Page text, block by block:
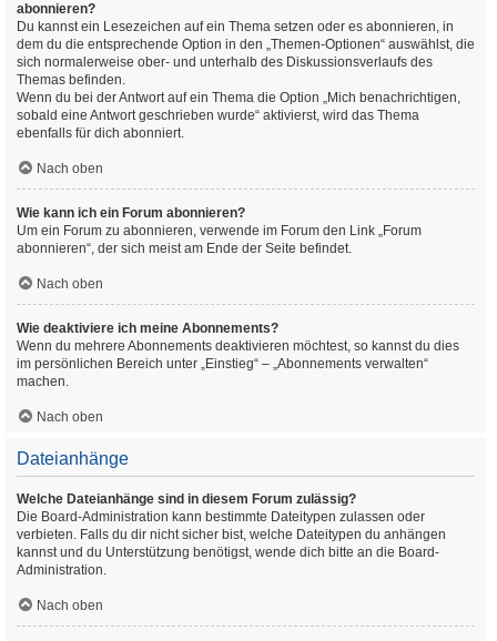
abonnieren?
Du kannst ein Lesezeichen auf ein Thema setzen oder es abonnieren, in
dem du die entsprechende Option in den „Themen-Optionen“ auswählst, die
sich normalerweise ober- und unterhalb des Diskussionsverlaufs des
Themas befinden.
Wenn du bei der Antwort auf ein Thema die Option „Mich benachrichtigen,
sobald eine Antwort geschrieben wurde“ aktivierst, wird das Thema
ebenfalls für dich abonniert.
Nach oben
Wie kann ich ein Forum abonnieren?
Um ein Forum zu abonnieren, verwende im Forum den Link „Forum
abonnieren“, der sich meist am Ende der Seite befindet.
Nach oben
Wie deaktiviere ich meine Abonnements?
Wenn du mehrere Abonnements deaktivieren möchtest, so kannst du dies
im persönlichen Bereich unter „Einstieg“ – „Abonnements verwalten“
machen.
Nach oben
Dateianhänge
Welche Dateianhänge sind in diesem Forum zulässig?
Die Board-Administration kann bestimmte Dateitypen zulassen oder
verbieten. Falls du dir nicht sicher bist, welche Dateitypen du anhängen
kannst und du Unterstützung benötigst, wende dich bitte an die Board-
Administration.
Nach oben